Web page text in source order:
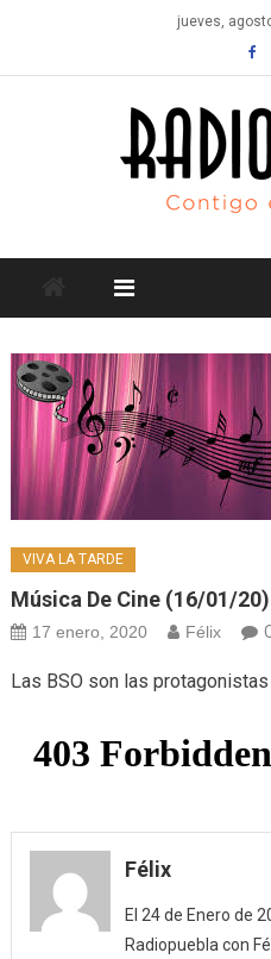
content
jueves,
VIVA LA TARDE
Música De Cine (16/01/20)
17 enero, 2020 Félix
Las BSO son las
Félix
El 24 de Enero de
Radiopuebla con